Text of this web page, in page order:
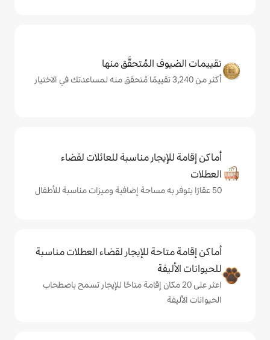
المُتحقَّق منها
مناسبة للعائلات لقضاء
للإيجار لقضاء العطلات مناسبة
20 مكان إقامة متاحًا للإيجار تسمح باصطحاب